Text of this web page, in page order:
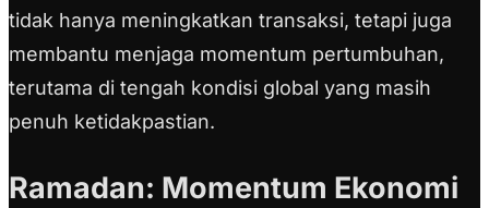
tidak hanya meningkatkan transaksi, tetapi juga
membantu menjaga momentum pertumbuhan,
terutama di tengah kondisi global yang masih
penuh ketidakpastian.
Ramadan: Momentum Ekonomi